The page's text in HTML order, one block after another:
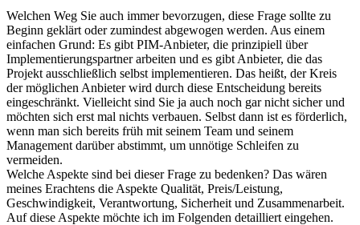
Welchen Weg Sie auch immer bevorzugen, diese Frage sollte zu
Beginn geklärt oder zumindest abgewogen werden. Aus einem
einfachen Grund: Es gibt PIM-Anbieter, die prinzipiell über
Implementierungspartner arbeiten und es gibt Anbieter, die das
Projekt ausschließlich selbst implementieren. Das heißt, der Kreis
der möglichen Anbieter wird durch diese Entscheidung bereits
eingeschränkt. Vielleicht sind Sie ja auch noch gar nicht sicher und
möchten sich erst mal nichts verbauen. Selbst dann ist es förderlich,
wenn man sich bereits früh mit seinem Team und seinem
Management darüber abstimmt, um unnötige Schleifen zu
vermeiden.
Welche Aspekte sind bei dieser Frage zu bedenken? Das wären
meines Erachtens die Aspekte Qualität, Preis/Leistung,
Geschwindigkeit, Verantwortung, Sicherheit und Zusammenarbeit.
Auf diese Aspekte möchte ich im Folgenden detailliert eingehen.